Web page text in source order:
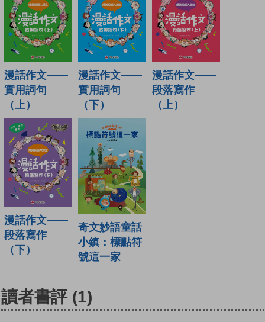
漫話作文——
實用詞句
（上）
漫話作文——
實用詞句
（下）
漫話作文——
段落寫作
（上）
漫話作文——
段落寫作
（下）
奇文妙語童話
小鎮：標點符
號這一家
讀者書評 (1)